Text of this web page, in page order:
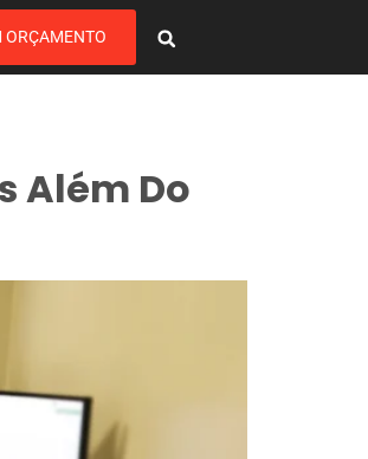
ORÇAMENTO
Além Do